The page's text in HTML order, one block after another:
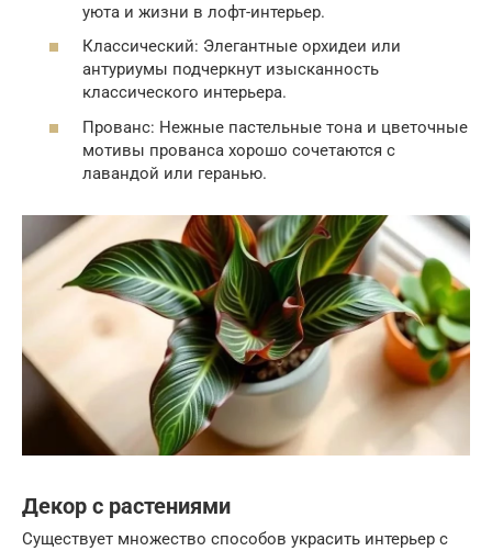
уюта и жизни в лофт-интерьер.
Классический: Элегантные орхидеи или
антуриумы подчеркнут изысканность
классического интерьера.
Прованс: Нежные пастельные тона и цветочные
мотивы прованса хорошо сочетаются с
лавандой или геранью.
Декор с растениями
Существует множество способов украсить интерьер с